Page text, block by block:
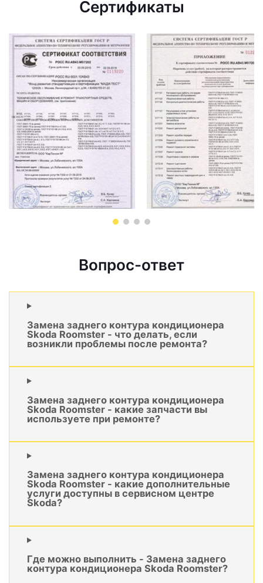
Сертификаты
Вопрос-ответ
Замена заднего контура кондиционера
Skoda Roomster - что делать, если
возникли проблемы после ремонта?
Замена заднего контура кондиционера
Skoda Roomster - какие запчасти вы
используете при ремонте?
Замена заднего контура кондиционера
Skoda Roomster - какие дополнительные
услуги доступны в сервисном центре
Skoda?
Где можно выполнить - Замена заднего
контура кондиционера Skoda Roomster?